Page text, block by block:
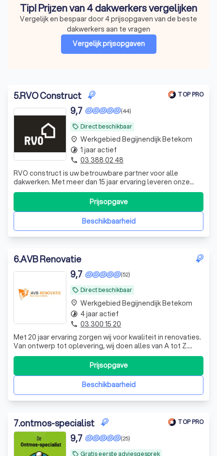
Tip! Prijzen van 4 dakwerkers vergelijken
Vergelijk en bespaar door 4 prijsopgaven van de beste
dakwerkers aan te vragen
Vergelijk prijsopgaven
5.RVO Construct TOP PRO
local_offer Direct beschikbaar
(44)
9,7
RVO construct is uw betrouwbare partner voor alle
dakwerken. Met meer dan 15 jaar ervaring leveren onze
gespecialiseerde ploegen duurzame en esthetisch
perfecte oplossingen – van nieuwbouw tot renovatie. Wij
combineren vakmanschap met hoogwaardige materialen
en zorgen voor een afwerking waar u jaren
Beschikbaarheid
Prijsopgave
place Werkgebied Begijnendijk Betekom
timelapse 1 jaar actief
phone 03 388 02 48
6.AVB Renovatie
local_offer Direct beschikbaar
(52)
9,7
Met 20 jaar ervaring zorgen wij voor kwaliteit in renovaties.
Van ontwerp tot oplevering, wij doen alles van A tot Z.
Binnen de 48 uur na het bezoek ontvangt u een
gedetailleerde offerte.
Beschikbaarheid
Prijsopgave
place Werkgebied Begijnendijk Betekom
timelapse 4 jaar actief
phone 03 300 15 20
7.ontmos-specialist TOP PRO
local_offer Gratis eerste adviesgesprek
(25)
9,7